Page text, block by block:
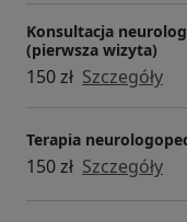
Konsultacja
(pierwsza wizyta)
150 zł Szczegóły
Terapia
150 zł Szczegóły